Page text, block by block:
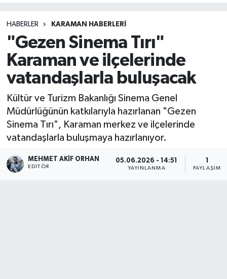
HABERLER KARAMAN HABERLERI
"Gezen Sinema Tırı"
Karaman ve ilçelerinde
vatandaşlarla buluşacak
Kültür ve Turizm Bakanlığı Sinema Genel
Müdürlüğünün katkılarıyla hazırlanan "Gezen
Sinema Tırı", Karaman merkez ve ilçelerinde
vatandaşlarla buluşmaya hazırlanıyor.
MEHMET AKIF ORHAN
EDITÖR
05.06.2026 - 14:51
YAYINLANMA
1
PAYLAŞIM
Ulusal Haberler
Vefat Edenler